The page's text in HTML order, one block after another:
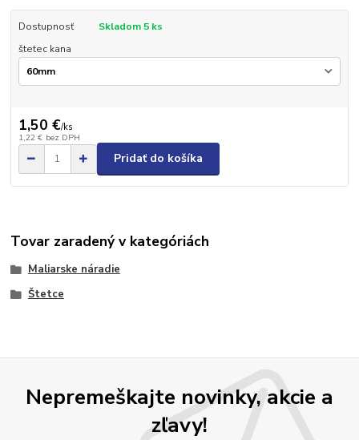
Dostupnosť
Skladom 5 ks
štetec kana
1,50 €/ks
1,22 € bez DPH
Pridať do košíka
Tovar zaradený v kategóriách
Maliarske náradie
Štetce
Nepremeškajte novinky, akcie a
zľavy!